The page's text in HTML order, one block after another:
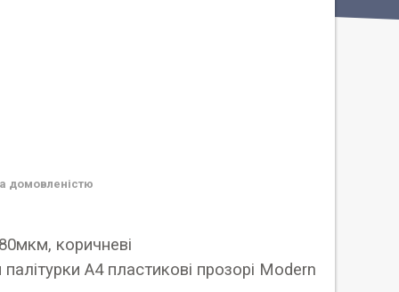
домовленістю
коричневі